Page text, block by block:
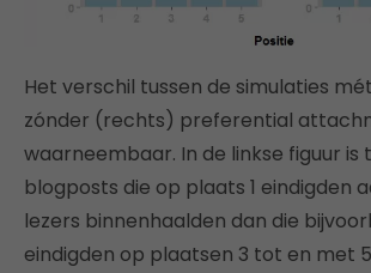
Het verschil tussen de simulaties
zónder (rechts) preferential
waarneembaar. In de linkse figuur is
blogposts die op plaats 1 eindigden
lezers binnenhaalden dan die
eindigden op plaatsen 3 tot en met